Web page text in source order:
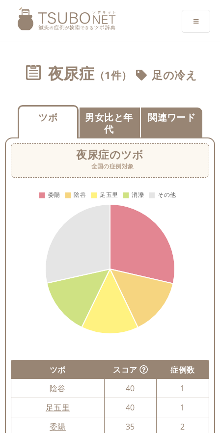
夜尿症（1件） 足の冷え
ツボ
男女比と年
代
関連ワード
夜尿症のツボ
全国の症例対象
ツボ スコア
症例数
陰谷
40
1
足五里
40
1
委陽
35
2